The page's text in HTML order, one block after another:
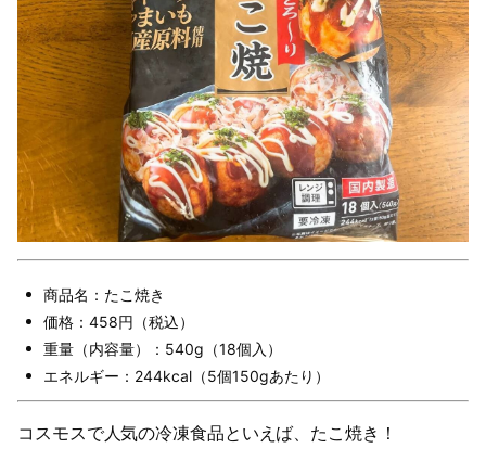
商品名：たこ焼き
価格：458円（税込）
重量（内容量）：540g（18個入）
エネルギー：244kcal（5個150gあたり）
コスモスで人気の冷凍食品といえば、たこ焼き！